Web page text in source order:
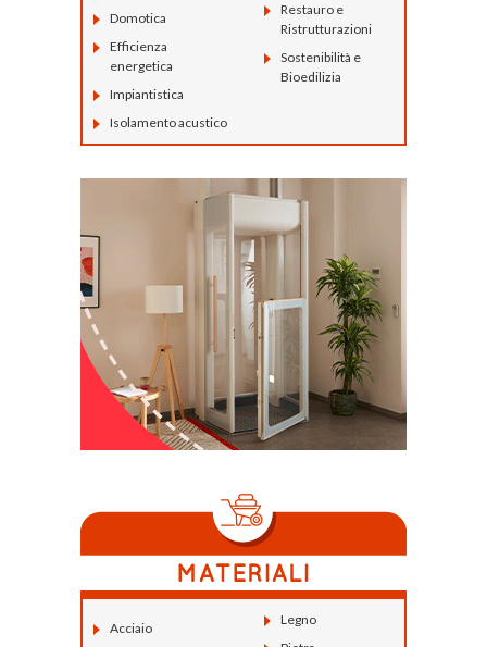
Domotica
Efficienza
energetica
Impiantistica
Isolamento acustico
Restauro e
Ristrutturazioni
Sostenibilità e
Bioedilizia
Acciaio
Legno